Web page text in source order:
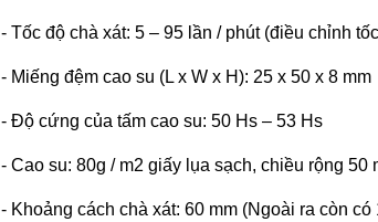
- Tốc độ chà xát: 5 – 95 lần / phút (điều chỉnh
- Miếng đệm cao su (L x W x H): 25 x 50 x 8 mm
- Độ cứng của tấm cao su: 50 Hs – 53 Hs
- Cao su: 80g / m2 giấy lụa sạch, chiều rộng 50
- Khoảng cách chà xát: 60 mm (Ngoài ra còn có